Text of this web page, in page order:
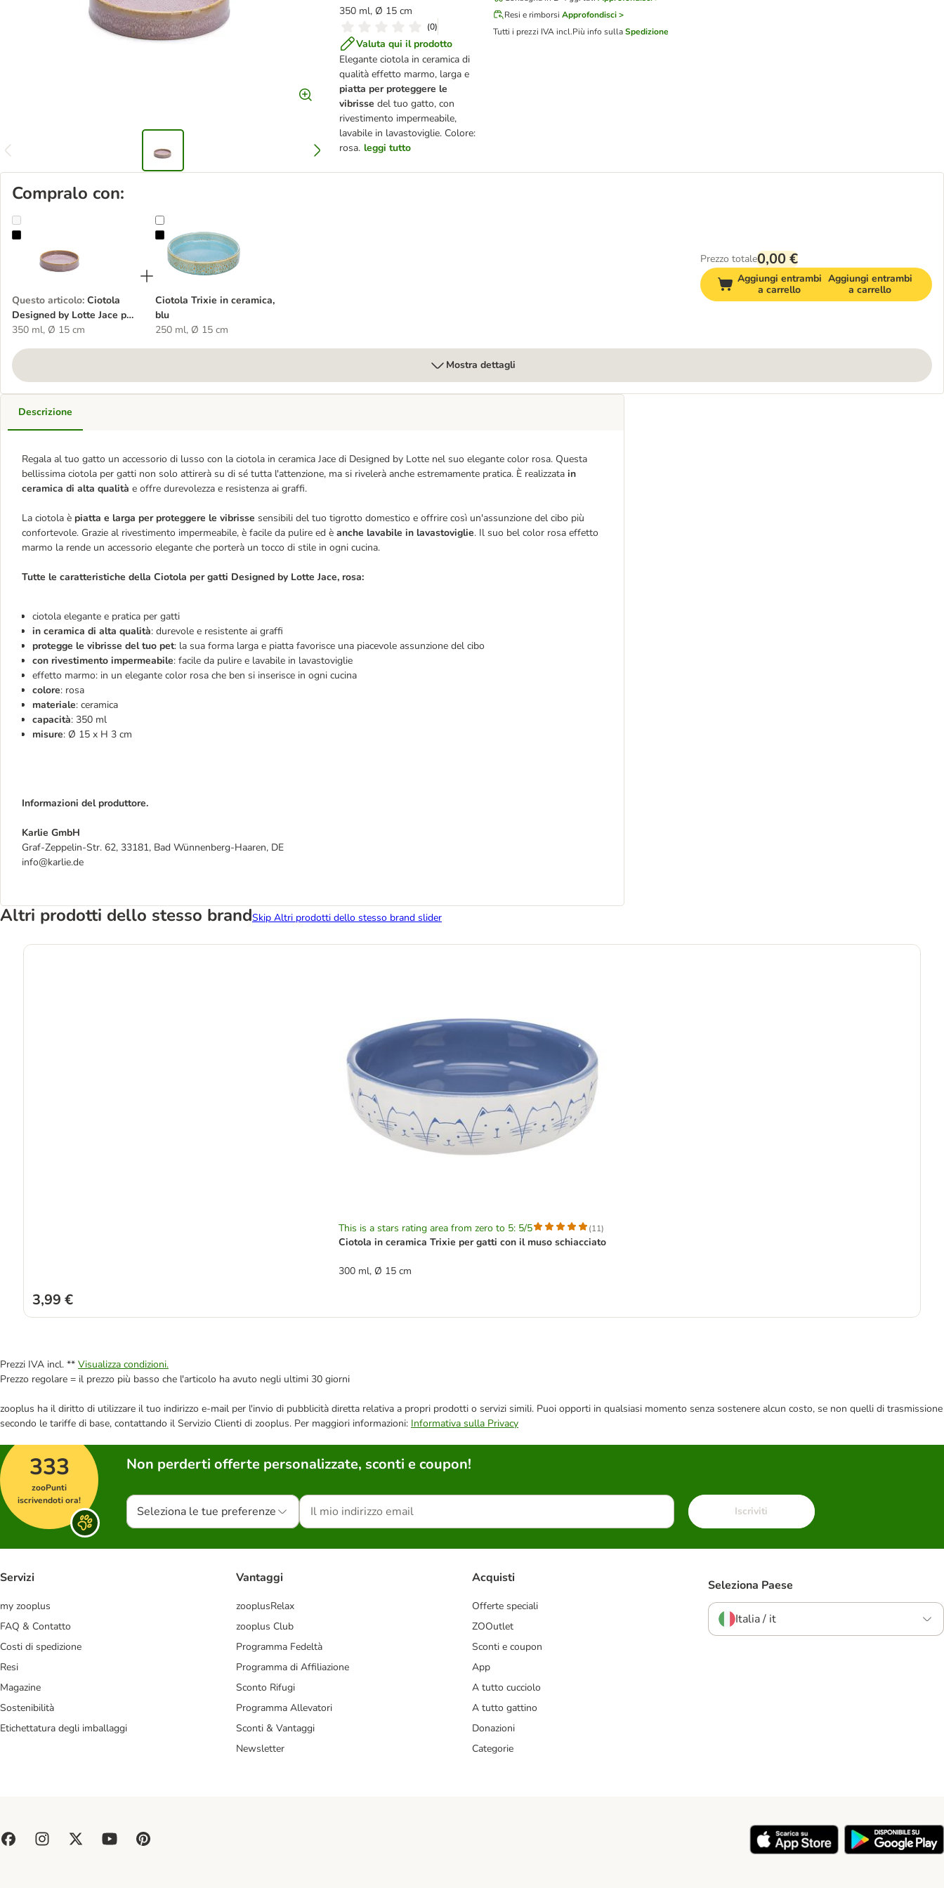
350 ml, Ø 15 cm
(0)
Valuta qui il prodotto
Elegante ciotola in ceramica di
qualità effetto marmo, larga e
piatta per proteggere le
vibrisse del tuo gatto, con
rivestimento impermeabile,
lavabile in lavastoviglie. Colore:
rosa. leggi tutto
Resi e rimborsi Approfondisci >
Tutti i prezzi IVA incl.Più info sullaSpedizione
Compralo con:
Ciotola Designed by Lotte Jace per gatti, rosa
Questo articolo: Ciotola
Designed by Lotte Jace per
gatti, rosa
350 ml, Ø 15 cm
Ciotola Trixie in ceramica, blu
Ciotola Trixie in ceramica,
blu
250 ml, Ø 15 cm
Prezzo totale0,00 €
Aggiungi entrambi
a carrello
Aggiungi entrambi
a carrello
Mostra dettagli
Descrizione
Regala al tuo gatto un accessorio di lusso con la ciotola in ceramica Jace di Designed by Lotte nel suo elegante color rosa. Questa
bellissima ciotola per gatti non solo attirerà su di sé tutta l'attenzione, ma si rivelerà anche estremamente pratica. È realizzata in
ceramica di alta qualità e offre durevolezza e resistenza ai graffi.
La ciotola è piatta e larga per proteggere le vibrisse sensibili del tuo tigrotto domestico e offrire così un'assunzione del cibo più
confortevole. Grazie al rivestimento impermeabile, è facile da pulire ed è anche lavabile in lavastoviglie. Il suo bel color rosa effetto
marmo la rende un accessorio elegante che porterà un tocco di stile in ogni cucina.
Tutte le caratteristiche della Ciotola per gatti Designed by Lotte Jace, rosa:
ciotola elegante e pratica per gatti
in ceramica di alta qualità: durevole e resistente ai graffi
protegge le vibrisse del tuo pet: la sua forma larga e piatta favorisce una piacevole assunzione del cibo
con rivestimento impermeabile: facile da pulire e lavabile in lavastoviglie
effetto marmo: in un elegante color rosa che ben si inserisce in ogni cucina
colore: rosa
materiale: ceramica
capacità: 350 ml
misure: Ø 15 x H 3 cm
Informazioni del produttore.
Karlie GmbH
Graf-Zeppelin-Str. 62, 33181, Bad Wünnenberg-Haaren, DE
info@karlie.de
Altri prodotti dello stesso brandSkip Altri prodotti dello stesso brand slider
This is a stars rating area from zero to 5: 5/5 (11)
Ciotola in ceramica Trixie per gatti con il muso schiacciato
300 ml, Ø 15 cm
3,99 €
Prezzi IVA incl. ** Visualizza condizioni.
Prezzo regolare = il prezzo più basso che l'articolo ha avuto negli ultimi 30 giorni
zooplus ha il diritto di utilizzare il tuo indirizzo e-mail per l'invio di pubblicità diretta relativa a propri prodotti o servizi simili. Puoi opporti in qualsiasi momento senza sostenere alcun costo, se non quelli di trasmissione
secondo le tariffe di base, contattando il Servizio Clienti di zooplus. Per maggiori informazioni: Informativa sulla Privacy
333
zooPunti
iscrivendoti ora!
Non perderti offerte personalizzate, sconti e coupon!
Seleziona le tue preferenze Iscriviti
Servizi
my zooplus
FAQ & Contatto
Costi di spedizione
Resi
Magazine
Sostenibilità
Etichettatura degli imballaggi
Vantaggi
zooplusRelax
zooplus Club
Programma Fedeltà
Programma di Affiliazione
Sconto Rifugi
Programma Allevatori
Sconti & Vantaggi
Newsletter
Acquisti
Offerte speciali
ZOOutlet
Sconti e coupon
App
A tutto cucciolo
A tutto gattino
Donazioni
Categorie
Seleziona Paese
Italia / it